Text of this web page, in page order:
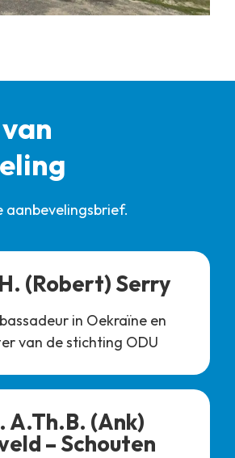
aanbevelingsbrief.
(Robert) Serry
in Oekraïne en
van de stichting ODU
A.Th.B. (Ank)
– Schouten